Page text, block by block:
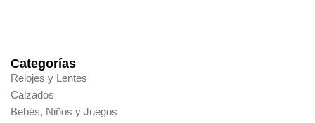
Categorías
Relojes y Lentes
Calzados
Bebés, Niños y Juegos